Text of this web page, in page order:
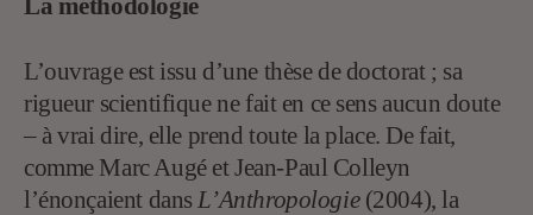
La méthodologie
L’ouvrage est issu d’une thèse de doctorat ; sa
rigueur scientifique ne fait en ce sens aucun doute
– à vrai dire, elle prend toute la place. De fait,
comme Marc Augé et Jean-Paul Colleyn
l’énonçaient dans L’Anthropologie (2004), la